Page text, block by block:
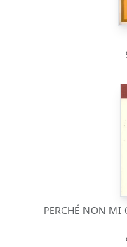
PERCHÉ NON MI